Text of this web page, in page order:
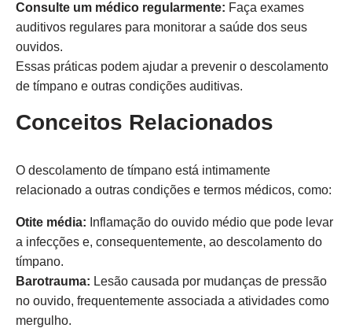
Consulte um médico regularmente: Faça exames
auditivos regulares para monitorar a saúde dos seus
ouvidos.
Essas práticas podem ajudar a prevenir o descolamento
de tímpano e outras condições auditivas.
Conceitos Relacionados
O descolamento de tímpano está intimamente
relacionado a outras condições e termos médicos, como:
Otite média: Inflamação do ouvido médio que pode levar
a infecções e, consequentemente, ao descolamento do
tímpano.
Barotrauma: Lesão causada por mudanças de pressão
no ouvido, frequentemente associada a atividades como
mergulho.